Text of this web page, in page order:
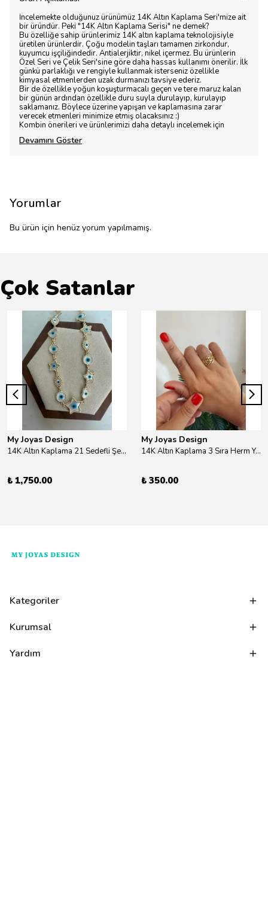
İncelemekte olduğunuz ürünümüz 14K Altın Kaplama Seri'mize ait
bir üründür. Peki "14K Altın Kaplama Serisi" ne demek?
Bu özelliğe sahip ürünlerimiz 14K altın kaplama teknolojisiyle
üretilen ürünlerdir. Çoğu modelin taşları tamamen zirkondur,
kuyumcu işçiliğindedir. Antialerjiktir, nikel içermez. Bu ürünlerin
Özel Seri ve Çelik Seri'sine göre daha hassas kullanımı önerilir. İlk
günkü parlaklığı ve rengiyle kullanmak isterseniz özellikle
kimyasal etmenlerden uzak durmanızı tavsiye ederiz.
Bir de özellikle yoğun koşuşturmacalı geçen ve tere maruz kalan
bir günün ardından özellikle duru suyla durulayıp, kurulayıp
saklamanız. Böylece üzerine yapışan ve kaplamasına zarar
verecek etmenleri minimize etmiş olacaksınız :)
Kombin önerileri ve ürünlerimizi daha detaylı incelemek için
Devamını Göster
Yorumlar
Bu ürün için henüz yorum yapılmamış.
Çok Satanlar
My Joyas Design
14K Altın Kaplama 21 Sedefli Şekiller Kolye 46cm
₺ 1,750.00
My Joyas Design
14K Altın Kaplama 3 Sıra Herm Yüzük Gold
₺ 350.00
Kategoriler
Kurumsal
Yardım